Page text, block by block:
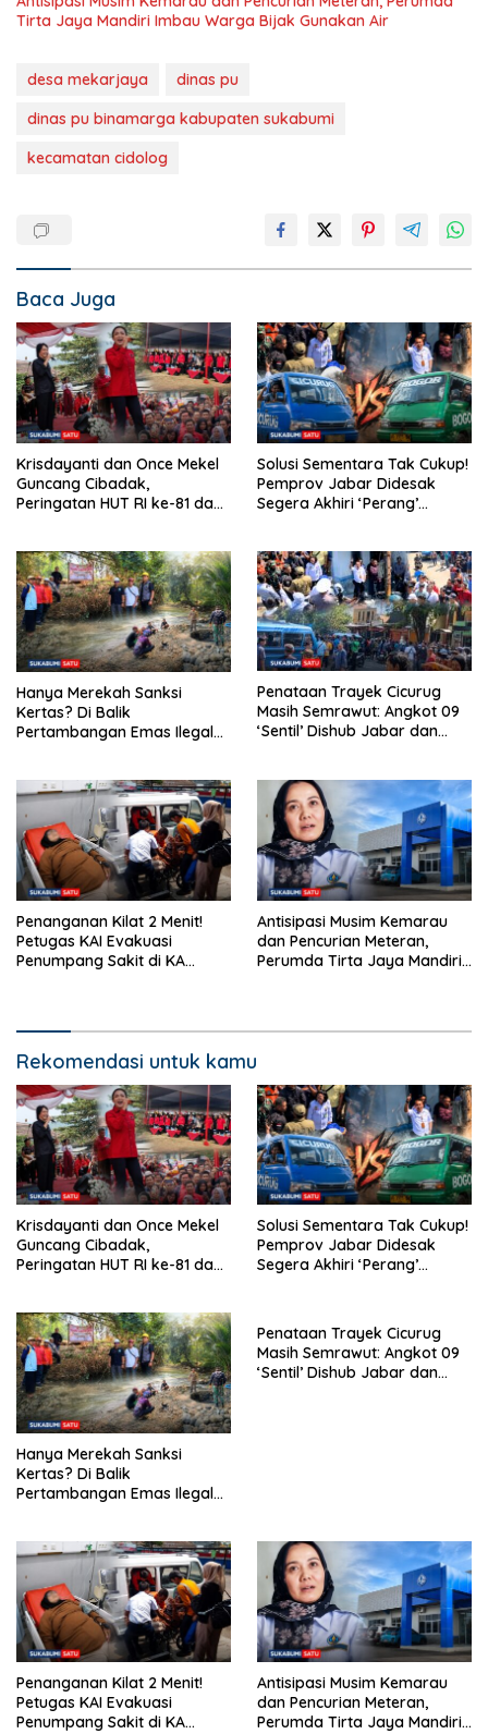
Tirta Jaya Mandiri Imbau Warga Bijak Gunakan Air
desa mekarjaya
dinas pu
dinas pu binamarga kabupaten sukabumi
kecamatan cidolog
Baca Juga
Krisdayanti dan Once Mekel
Guncang Cibadak,
Peringatan HUT RI ke-81 dan
Solusi Sementara Tak Cukup!
Pemprov Jabar Didesak
Segera Akhiri ‘Perang’
Hanya Merekah Sanksi
Kertas? Di Balik
Pertambangan Emas Ilegal
Penataan Trayek Cicurug
Masih Semrawut: Angkot 09
‘Sentil’ Dishub Jabar dan
Penanganan Kilat 2 Menit!
Petugas KAI Evakuasi
Penumpang Sakit di KA
Antisipasi Musim Kemarau
dan Pencurian Meteran,
Perumda Tirta Jaya Mandiri
Rekomendasi untuk kamu
Krisdayanti dan Once Mekel
Guncang Cibadak,
Peringatan HUT RI ke-81 dan
Solusi Sementara Tak Cukup!
Pemprov Jabar Didesak
Segera Akhiri ‘Perang’
Hanya Merekah Sanksi
Kertas? Di Balik
Pertambangan Emas Ilegal
Penataan Trayek Cicurug
Masih Semrawut: Angkot 09
‘Sentil’ Dishub Jabar dan
Penanganan Kilat 2 Menit!
Petugas KAI Evakuasi
Penumpang Sakit di KA
Antisipasi Musim Kemarau
dan Pencurian Meteran,
Perumda Tirta Jaya Mandiri